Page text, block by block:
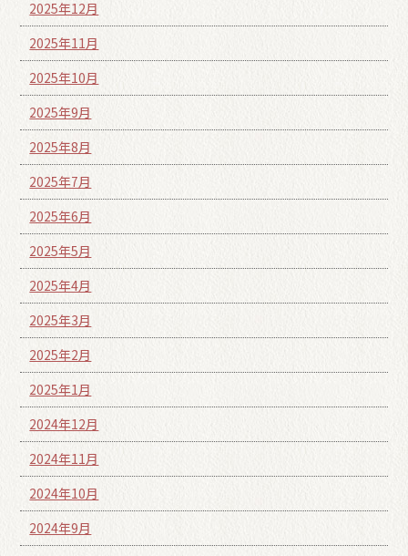
2025年12月
2025年11月
2025年10月
2025年9月
2025年8月
2025年7月
2025年6月
2025年5月
2025年4月
2025年3月
2025年2月
2025年1月
2024年12月
2024年11月
2024年10月
2024年9月